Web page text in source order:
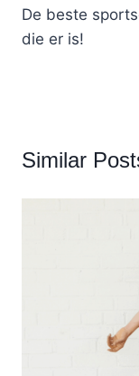
navigation
De beste
die er is!
Similar